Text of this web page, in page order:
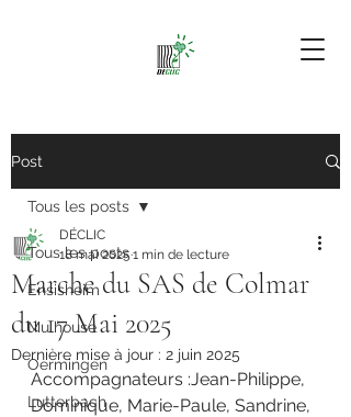
Post
Tous les posts
Ensisheim
Mulhouse
Oermingen
Lutterbach
Tous les posts
Marche du SAS de Colmar
du 17 Mai 2025
DÉCLIC
18 mai 2025 1 min de lecture
Dernière mise à jour : 2 juin 2025
Accompagnateurs :Jean-Philippe,
Dominique, Marie-Paule, Sandrine,